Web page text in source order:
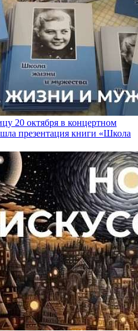
20 октября в концертном
презентация книги «Школа